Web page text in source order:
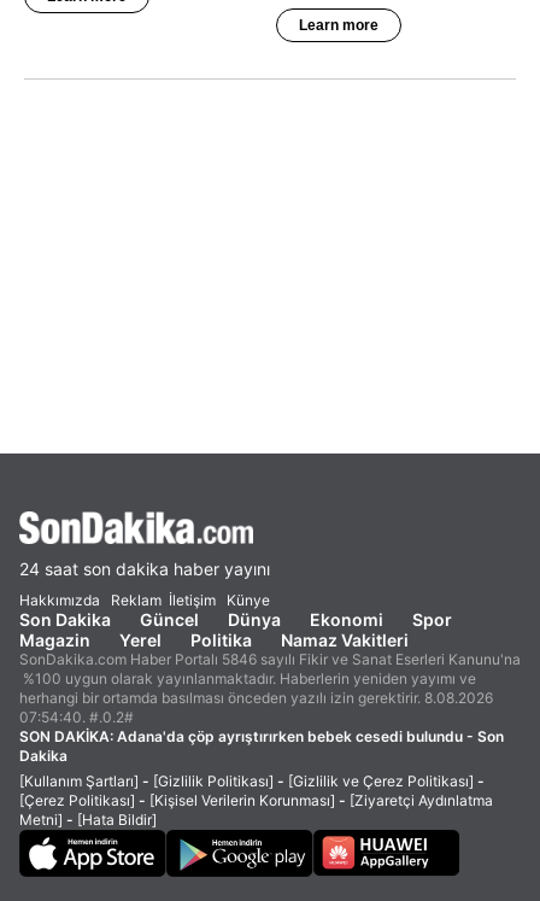
24 saat son dakika haber yayını
Hakkımızda Reklam İletişim Künye
Son Dakika Güncel Dünya Ekonomi
Spor
Magazin
Yerel Politika Namaz Vakitleri
SonDakika.com Haber Portalı 5846 sayılı Fikir ve Sanat Eserleri Kanunu'na
%100 uygun olarak yayınlanmaktadır. Haberlerin yeniden yayımı ve
herhangi bir ortamda basılması önceden yazılı izin gerektirir. 8.08.2026
07:54:40. #.0.2#
SON DAKİKA: Adana'da çöp ayrıştırırken bebek cesedi bulundu - Son
Dakika
[Kullanım Şartları] - [Gizlilik Politikası] - [Gizlilik ve Çerez Politikası] -
[Çerez Politikası] - [Kişisel Verilerin Korunması] - [Ziyaretçi Aydınlatma
Metni] - [Hata Bildir]